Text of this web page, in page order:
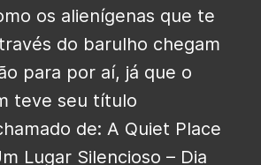
os alienígenas que te
do barulho chegam
para por aí, já que o
teve seu título
de: A Quiet Place
Lugar Silencioso – Dia